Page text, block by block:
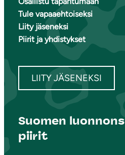
Tule vapaaehtoiseksi
Liity jäseneksi
Piirit ja yhdistykset
LIITY JÄSENEKSI
Suomen
piirit